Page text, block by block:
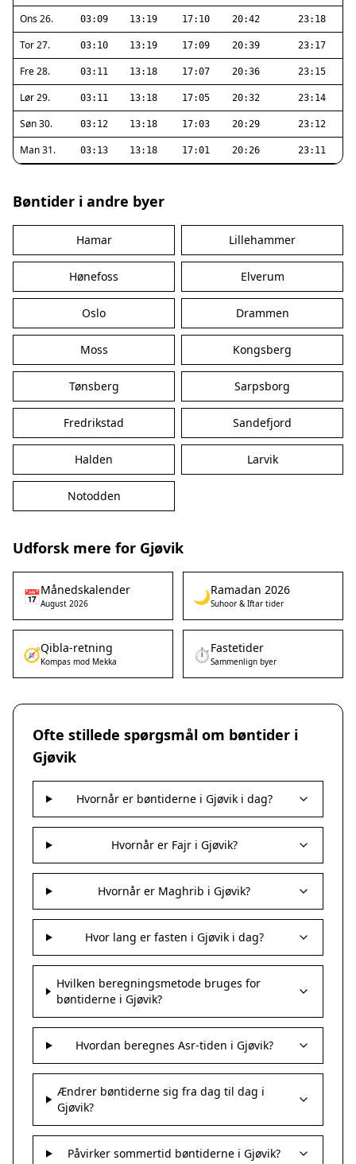
Ons 26. 03:09 13:19 17:10 20:42 23:18
Tor 27. 03:10 13:19 17:09 20:39 23:17
Fre 28. 03:11 13:18 17:07 20:36 23:15
Lør 29. 03:11 13:18 17:05 20:32 23:14
Søn 30. 03:12 13:18 17:03 20:29 23:12
Man 31. 03:13 13:18 17:01 20:26 23:11
Bøntider i andre byer
Hamar Lillehammer
Hønefoss Elverum
Oslo Drammen
Moss Kongsberg
Tønsberg Sarpsborg
Fredrikstad Sandefjord
Halden Larvik
Notodden
Udforsk mere for Gjøvik
📅Månedskalender
August 2026 🌙Ramadan 2026
Suhoor & Iftar tider
🧭Qibla-retning
Kompas mod Mekka ⏱️Fastetider
Sammenlign byer
Ofte stillede spørgsmål om bøntider i
Gjøvik
Hvornår er bøntiderne i Gjøvik i dag?
Hvornår er Fajr i Gjøvik?
Hvornår er Maghrib i Gjøvik?
Hvor lang er fasten i Gjøvik i dag?
Hvilken beregningsmetode bruges for
bøntiderne i Gjøvik?
Hvordan beregnes Asr-tiden i Gjøvik?
Ændrer bøntiderne sig fra dag til dag i
Gjøvik?
Påvirker sommertid bøntiderne i Gjøvik?